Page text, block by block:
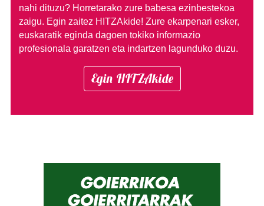
nahi dituzu? Horretarako zure babesa ezinbestekoa
zaigu. Egin zaitez HITZAkide! Zure ekarpenari esker,
euskaratik eginda dagoen tokiko informazio
profesionala garatzen eta indartzen lagunduko duzu.
Egin HITZAkide